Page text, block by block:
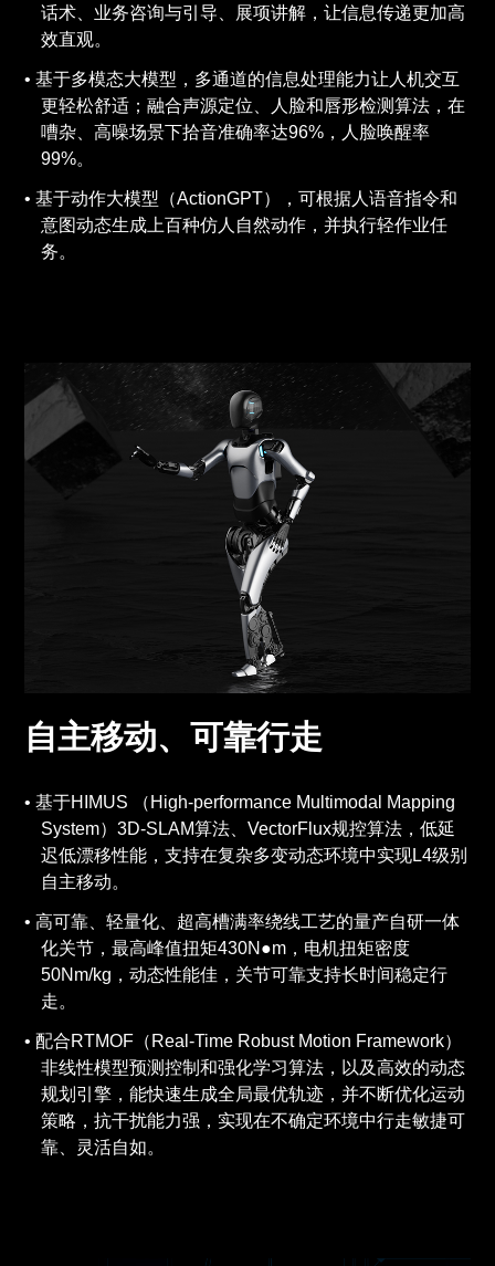
话术、业务咨询与引导、展项讲解，让信息传递更加高
效直观。
基于多模态大模型，多通道的信息处理能力让人机交互
更轻松舒适；融合声源定位、人脸和唇形检测算法，在
嘈杂、高噪场景下拾音准确率达96%，人脸唤醒率
99%。
基于动作大模型（ActionGPT），可根据人语音指令和
意图动态生成上百种仿人自然动作，并执行轻作业任
务。
自主移动、可靠行走
基于HIMUS （High-performance Multimodal Mapping
System）3D-SLAM算法、VectorFlux规控算法，低延
迟低漂移性能，支持在复杂多变动态环境中实现L4级别
自主移动。
高可靠、轻量化、超高槽满率绕线工艺的量产自研一体
化关节，最高峰值扭矩430N●m，电机扭矩密度
50Nm/kg，动态性能佳，关节可靠支持长时间稳定行
走。
配合RTMOF（Real-Time Robust Motion Framework）
非线性模型预测控制和强化学习算法，以及高效的动态
规划引擎，能快速生成全局最优轨迹，并不断优化运动
策略，抗干扰能力强，实现在不确定环境中行走敏捷可
靠、灵活自如。